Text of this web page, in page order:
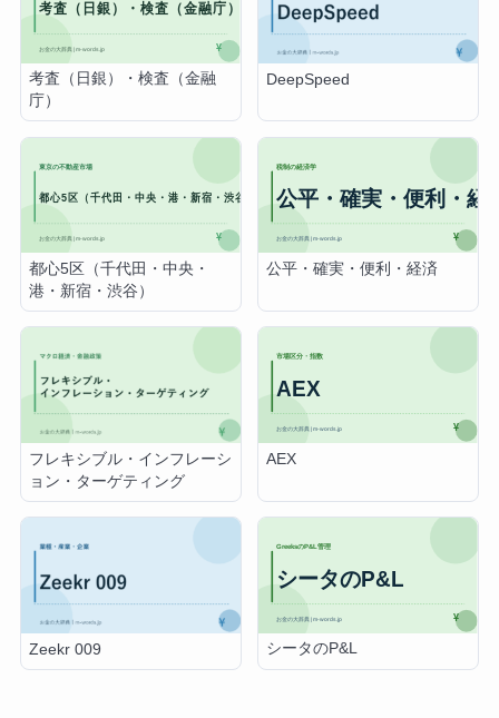
考査（日銀）・検査（金融
庁）
DeepSpeed
都心5区（千代田・中央・
港・新宿・渋谷）
公平・確実・便利・経済
フレキシブル・インフレーシ
ョン・ターゲティング
AEX
Zeekr 009 シータのP&L